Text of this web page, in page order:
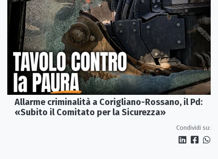
Allarme criminalità a Corigliano-Rossano, il Pd:
«Subito il Comitato per la Sicurezza»
Condividi su: